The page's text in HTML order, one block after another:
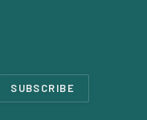
SUBSCRIBE